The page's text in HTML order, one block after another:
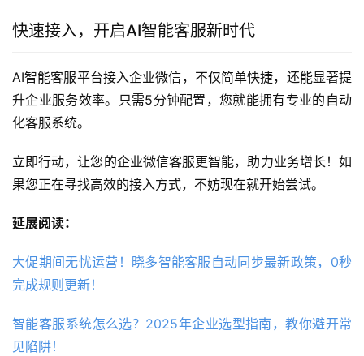
快速接入，开启AI智能客服新时代
AI智能客服平台接入企业微信，不仅简单快捷，还能显著提
升企业服务效率。只需5分钟配置，您就能拥有专业的自动
化客服系统。
立即行动，让您的企业微信客服更智能，助力业务增长！如
果您正在寻找高效的接入方式，不妨现在就开始尝试。
延展阅读：
大促期间无忧运营！晓多智能客服自动同步最新政策，0秒
完成规则更新！
智能客服系统怎么选？2025年企业选型指南，教你避开常
见陷阱！